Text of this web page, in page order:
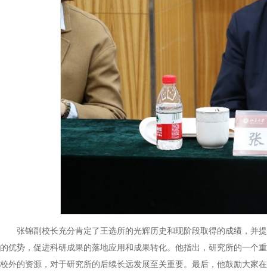
张锦副校长充分肯定了王选所的光辉历史和现阶段取得的成绩，并
的优势，促进科研成果的落地应用和成果转化。他指出，研究所的一个
校外的资源，对于研究所的后续长远发展至关重要。最后，他鼓励大家